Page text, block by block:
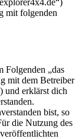
mit folgenden
Folgenden „das
mit dem Betreiber
und erklärst dich
bist, so
die Nutzung des